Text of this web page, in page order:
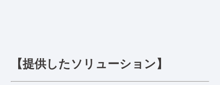
【提供したソリューション】